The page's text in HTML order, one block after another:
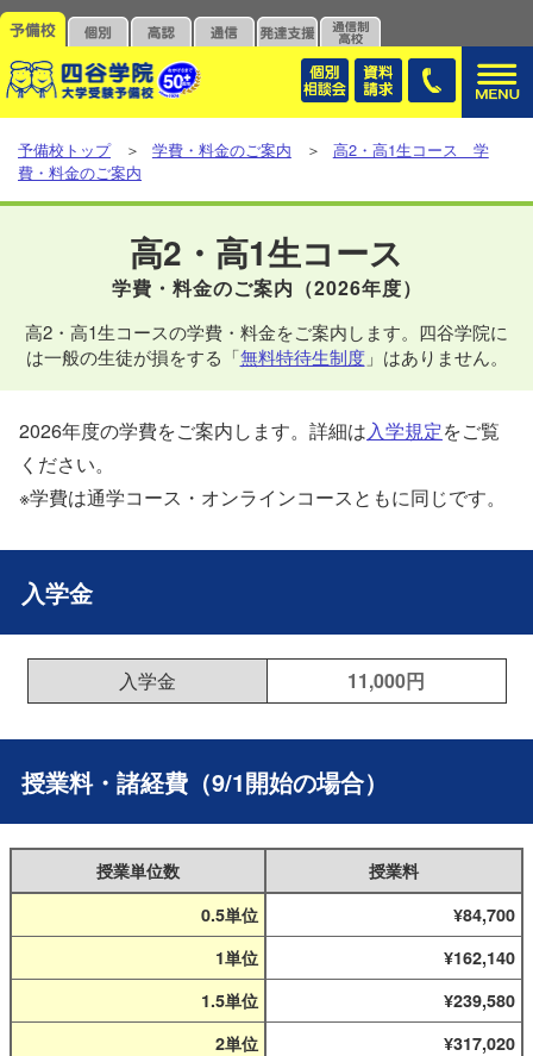
予備校トップ＞学費・料金のご案内＞高2・高1生コース 学
費・料金のご案内
高2・高1生コース
学費・料金のご案内（2026年度）
高2・高1生コースの学費・料金をご案内します。四谷学院に
は一般の生徒が損をする「無料特待生制度」はありません。
2026年度の学費をご案内します。詳細は入学規定をご覧
ください。
※学費は通学コース・オンラインコースともに同じです。
入学金
入学金 11,000円
授業料・諸経費（9/1開始の場合）
授業単位数
授業料
0.5単位
84,700
1単位
162,140
1.5単位
239,580
2単位
317,020